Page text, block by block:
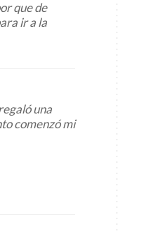
que de
ir a la
una
comenzó mi